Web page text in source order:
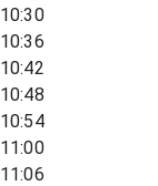
10:30
10:36
10:42
10:48
10:54
11:00
11:06